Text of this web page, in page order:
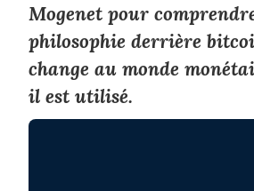
Mogenet pour
philosophie derrière
change au monde
il est utilisé.